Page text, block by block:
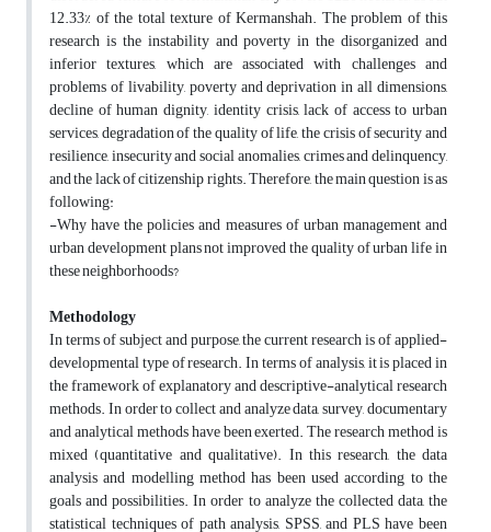
12.33% of the total texture of Kermanshah. The problem of this
research is the instability and poverty in the disorganized and
inferior textures, which are associated with challenges and
problems of livability, poverty and deprivation in all dimensions,
decline of human dignity, identity crisis, lack of access to urban
services, degradation of the quality of life, the crisis of security and
resilience, insecurity and social anomalies, crimes and delinquency,
and the lack of citizenship rights. Therefore, the main question is as
following:
-Why have the policies and measures of urban management and
urban development plans not improved the quality of urban life in
these neighborhoods?
Methodology
In terms of subject and purpose, the current research is of applied-
developmental type of research. In terms of analysis, it is placed in
the framework of explanatory and descriptive-analytical research
methods. In order to collect and analyze data, survey, documentary
and analytical methods have been exerted. The research method is
mixed (quantitative and qualitative). In this research, the data
analysis and modelling method has been used according to the
goals and possibilities. In order to analyze the collected data, the
statistical techniques of path analysis, SPSS, and PLS have been